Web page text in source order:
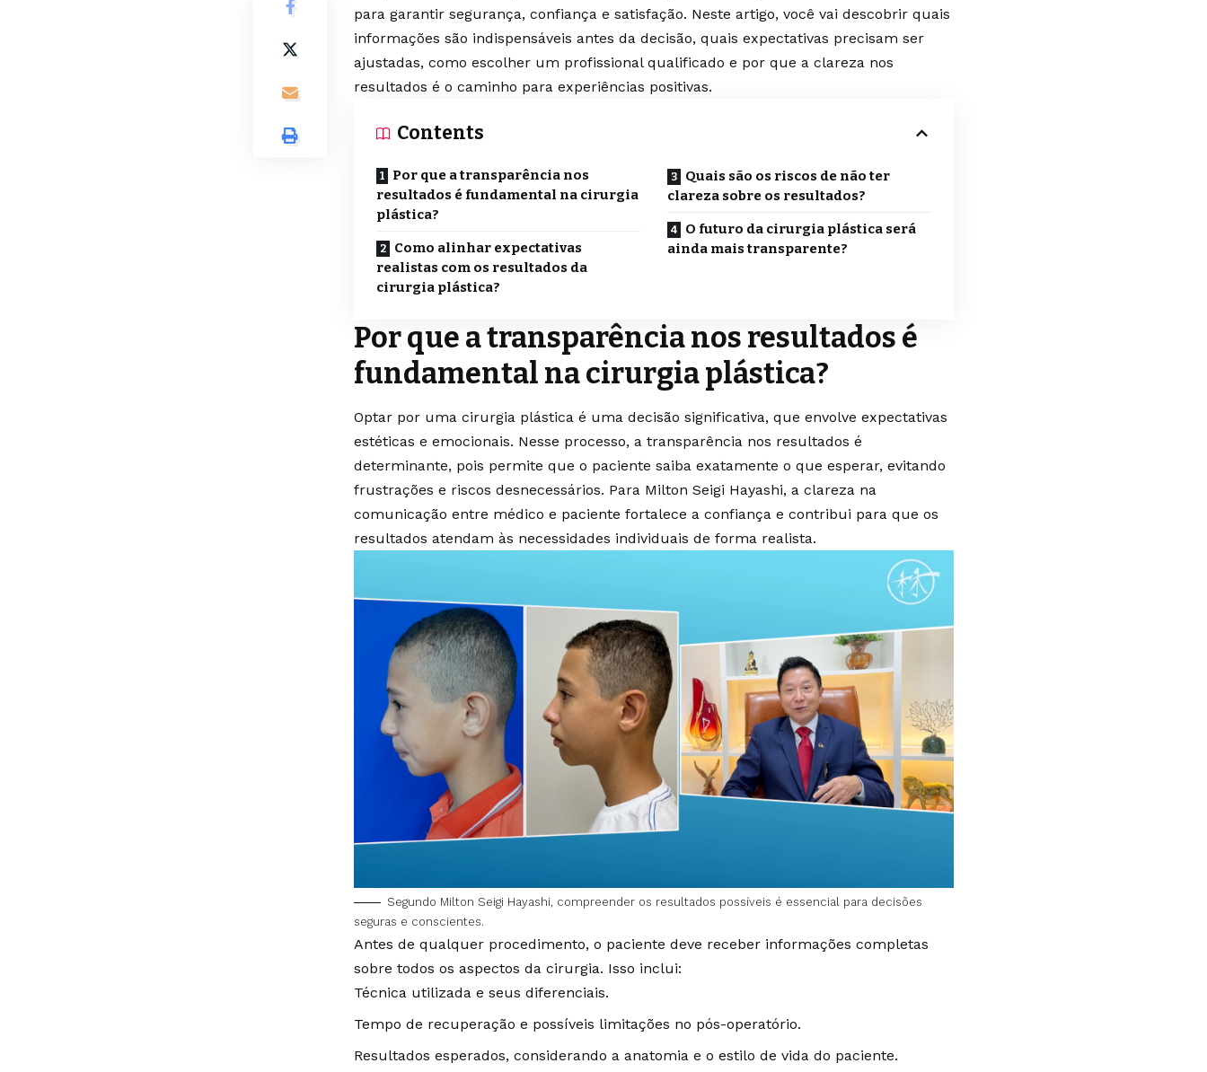
para garantir segurança, confiança e satisfação. Neste artigo, você vai descobrir quais
informações são indispensáveis antes da decisão, quais expectativas precisam ser
ajustadas, como escolher um profissional qualificado e por que a clareza nos
resultados é o caminho para experiências positivas.
Contents
Por que a transparência nos
resultados é fundamental na cirurgia
plástica?
Como alinhar expectativas
realistas com os resultados da
cirurgia plástica?
Quais são os riscos de não ter
clareza sobre os resultados?
O futuro da cirurgia plástica será
ainda mais transparente?
Por que a transparência nos resultados é
fundamental na cirurgia plástica?
Optar por uma cirurgia plástica é uma decisão significativa, que envolve expectativas
estéticas e emocionais. Nesse processo, a transparência nos resultados é
determinante, pois permite que o paciente saiba exatamente o que esperar, evitando
frustrações e riscos desnecessários. Para Milton Seigi Hayashi, a clareza na
comunicação entre médico e paciente fortalece a confiança e contribui para que os
resultados atendam às necessidades individuais de forma realista.
Segundo Milton Seigi Hayashi, compreender os resultados possíveis é essencial para decisões
seguras e conscientes.
Antes de qualquer procedimento, o paciente deve receber informações completas
sobre todos os aspectos da cirurgia. Isso inclui:
Técnica utilizada e seus diferenciais.
Tempo de recuperação e possíveis limitações no pós-operatório.
Resultados esperados, considerando a anatomia e o estilo de vida do paciente.